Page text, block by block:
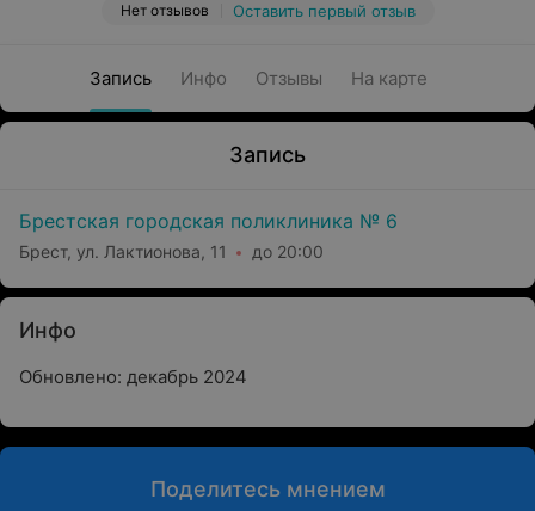
Нет отзывов Оставить первый отзыв
Запись Инфо Отзывы На карте
Запись
Брестская городская поликлиника № 6
Брест, ул. Лактионова, 11 до 20:00
Инфо
Обновлено: декабрь 2024
Поделитесь мнением